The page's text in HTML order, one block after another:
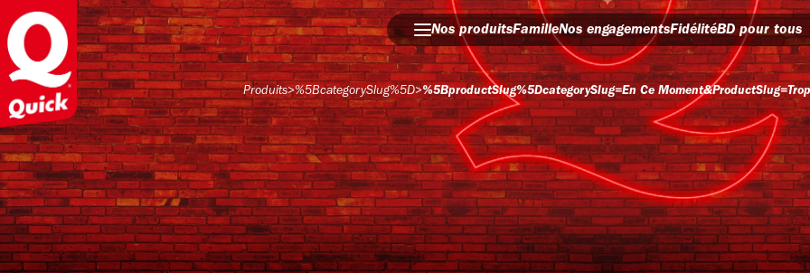
Nos produitsFamilleNos engagementsFidélitéBD pour tous
Produits>%5BcategorySlug%5D>%5BproductSlug%5DcategorySlug=en Ce